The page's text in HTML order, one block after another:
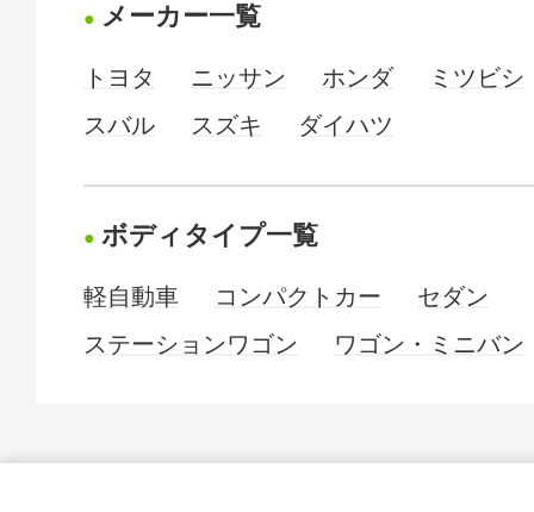
メーカー一覧
トヨタ ニッサン ホンダ
ミツビシ
スバル
スズキ ダイハツ
ボディタイプ一覧
軽自動車 コンパクトカー
セダン
ステーションワゴン
ワゴン・ミニバン